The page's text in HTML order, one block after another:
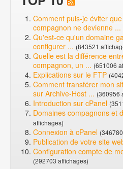
Comment puis-je éviter
compagnon ne devienne ...
Qu'est-ce qu'un domaine
configurer ... (843521
Quelle est la différence
compagnon, un ... (651006
Explications sur le FTP
Comment transférer mon
sur Archive-Host ... (360956
Introduction sur cPanel
Domaines compagnons et
affichages)
Connexion à cPanel
Publication de votre site
Configuration compte de
(292703 affichages)